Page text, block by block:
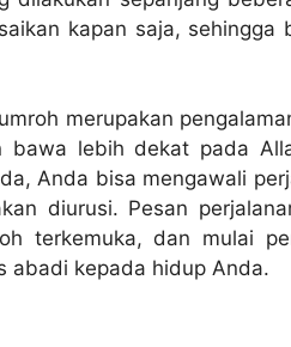
kapan saja, sehingga
merupakan
lebih dekat pada
Anda bisa mengawali
diurusi. Pesan
terkemuka, dan mulai
abadi kepada hidup Anda.